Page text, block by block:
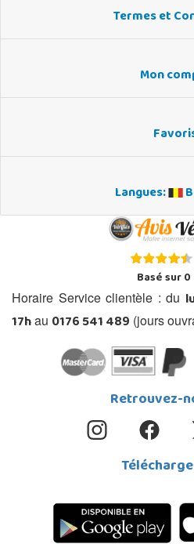
Termes et
Mon
Langues:
Basé sur0
Horaire Service clientèle : du
17hau 0176 541 489 (jours
Retrouvez-